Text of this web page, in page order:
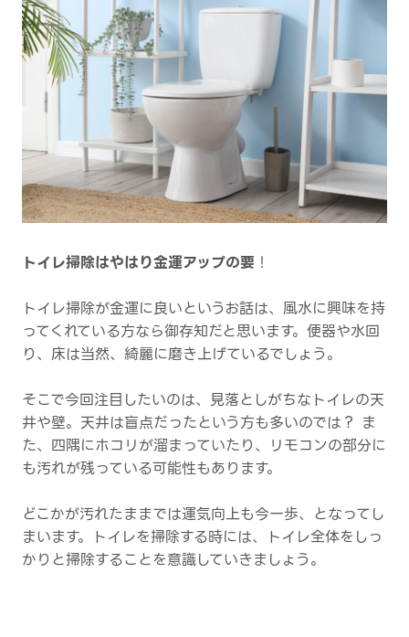
トイレ掃除はやはり金運アップの要 ！
トイレ掃除が金運に良いというお話は、風水に興味を持
ってくれている方なら御存知だと思います。便器や水回
り、床は当然、綺麗に磨き上げているでしょう。
そこで今回注目したいのは、見落としがちなトイレの天
井や壁。天井は盲点だったという方も多いのでは？ ま
た、四隅にホコリが溜まっていたり、リモコンの部分に
も汚れが残っている可能性もあります。
どこかが汚れたままでは運気向上も今一歩、となってし
まいます。トイレを掃除する時には、トイレ全体をしっ
かりと掃除することを意識していきましょう。